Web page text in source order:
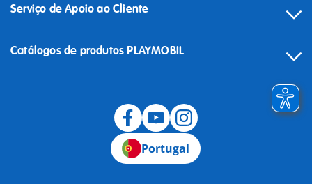
Serviço de Apoio ao Cliente
Catálogos de produtos PLAYMOBIL
Portugal